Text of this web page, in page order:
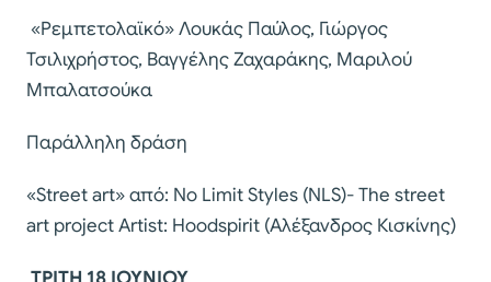
«Ρεµπετολαϊκό» Λουκάς Παύλος, Γιώργος
Τσιλιχρήστος, Βαγγέλης Ζαχαράκης, Μαριλού
Μπαλατσούκα
Παράλληλη δράση
«Street art» από: No Limit Styles (NLS)- The street
art project Artist: Hoodspirit (Αλέξανδρος Κισκίνης)